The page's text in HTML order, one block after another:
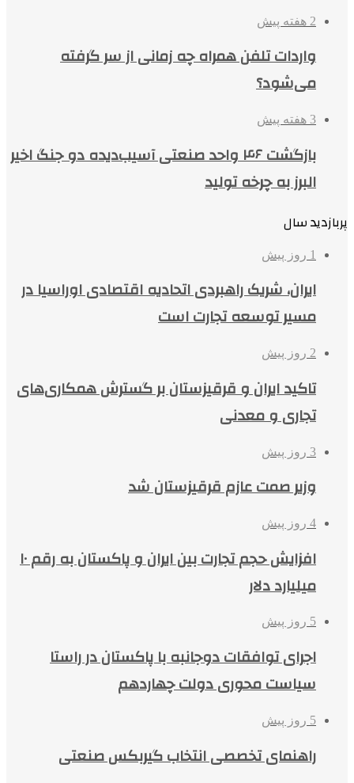
2 هفته پیش
واردات تلفن همراه چه زمانی از سر گرفته
می‌شود؟
3 هفته پیش
بازگشت ۴۶ واحد صنعتی آسیب‌دیده دو جنگ اخیر
البرز به چرخه تولید
پربازدید سال
1 روز پیش
ایران، شریک راهبردی اتحادیه اقتصادی اوراسیا در
مسیر توسعه تجارت است
2 روز پیش
تاکید ایران و قرقیزستان بر گسترش همکاری‌های
تجاری و معدنی
3 روز پیش
وزیر صمت عازم قرقیزستان شد
4 روز پیش
افزایش حجم تجارت بین ایران و پاکستان به رقم ۱۰
میلیارد دلار
5 روز پیش
اجرای توافقات دوجانبه با پاکستان در راستا
سیاست محوری دولت چهاردهم
5 روز پیش
راهنمای تخصصی انتخاب گیربکس صنعتی